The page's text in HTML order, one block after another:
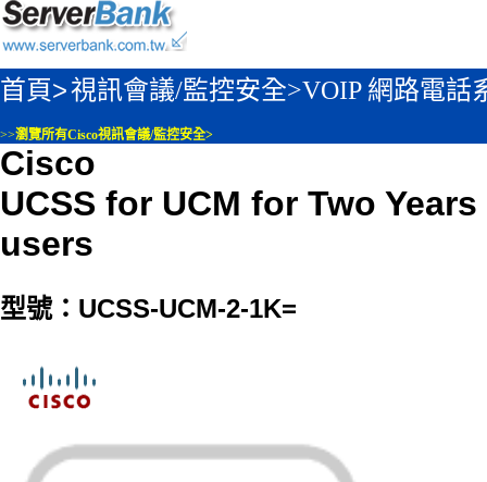
首頁>視訊會議/監控安全>VOIP 網路電話
>>瀏覽所有Cisco視訊會議/監控安全>
Cisco
UCSS for UCM for Two Years
users
型號：UCSS-UCM-2-1K=